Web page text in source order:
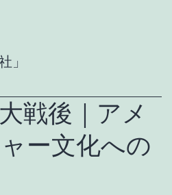
」
戦後｜アメ
ー文化への